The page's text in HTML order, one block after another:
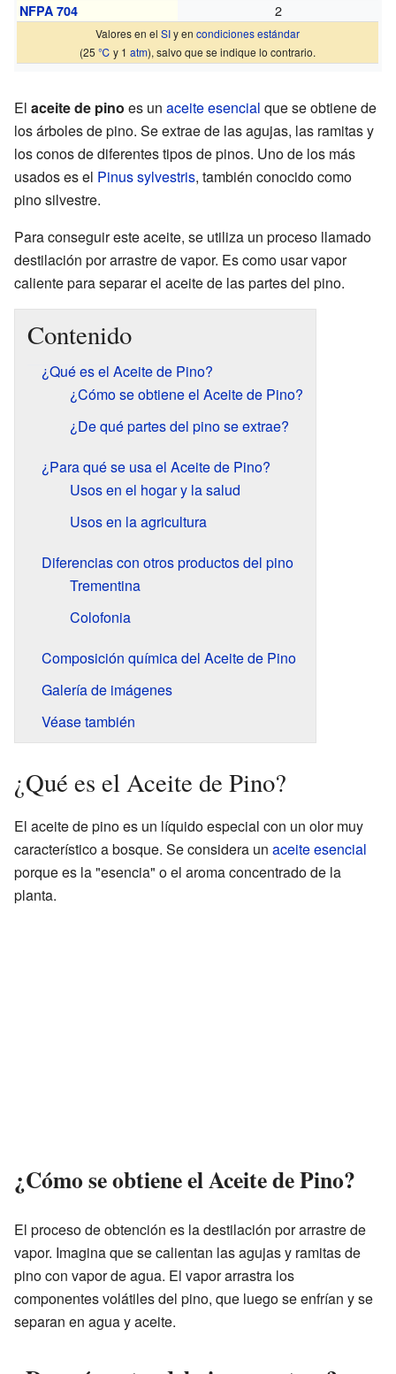
NFPA 704 2
Valores en elSIy encondiciones estándar
(25℃ y 1atm), salvo que se indique lo contrario.
El aceite de pino es un aceite esencial que se obtiene de
los árboles de pino. Se extrae de las agujas, las ramitas y
los conos de diferentes tipos de pinos. Uno de los más
usados es el Pinus sylvestris, también conocido como
pino silvestre.
Para conseguir este aceite, se utiliza un proceso llamado
destilación por arrastre de vapor. Es como usar vapor
caliente para separar el aceite de las partes del pino.
Contenido
¿Qué es el Aceite de Pino?
¿Cómo se obtiene el Aceite de Pino?
¿De qué partes del pino se extrae?
¿Para qué se usa el Aceite de Pino?
Usos en el hogar y la salud
Usos en la agricultura
Diferencias con otros productos del pino
Trementina
Colofonia
Composición química del Aceite de Pino
Galería de imágenes
Véase también
¿Qué es el Aceite de Pino?
El aceite de pino es un líquido especial con un olor muy
característico a bosque. Se considera un aceite esencial
porque es la "esencia" o el aroma concentrado de la
planta.
¿Cómo se obtiene el Aceite de Pino?
El proceso de obtención es la destilación por arrastre de
vapor. Imagina que se calientan las agujas y ramitas de
pino con vapor de agua. El vapor arrastra los
componentes volátiles del pino, que luego se enfrían y se
separan en agua y aceite.